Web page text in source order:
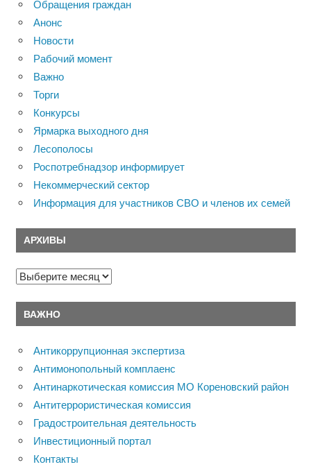
Обращения граждан
Анонс
Новости
Рабочий момент
Важно
Торги
Конкурсы
Ярмарка выходного дня
Лесополосы
Роспотребнадзор информирует
Некоммерческий сектор
Информация для участников СВО и членов их семей
АРХИВЫ
Архивы
ВАЖНО
Антикоррупционная экспертиза
Антимонопольный комплаенс
Антинаркотическая комиссия МО Кореновский район
Антитеррористическая комиссия
Градостроительная деятельность
Инвестиционный портал
Контакты